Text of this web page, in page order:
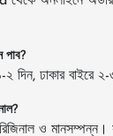
পাব?
দিন, ঢাকার বাইরে ২-
ও মানসম্পন্ন।